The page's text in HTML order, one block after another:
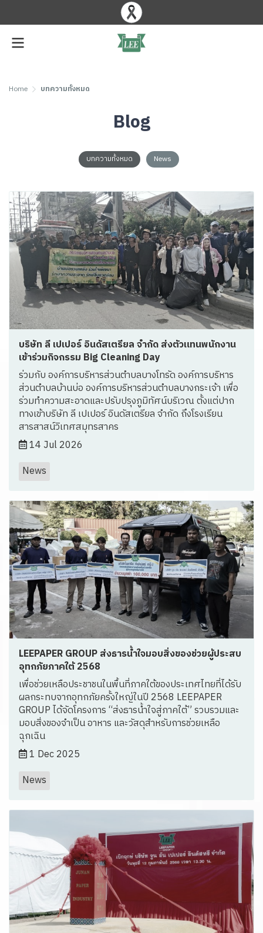
Home บทความทั้งหมด
Blog
บทความทั้งหมด News
บริษัท ลี เปเปอร์ อินดัสเตรียล จำกัด ส่งตัวแทนพนักงาน
เข้าร่วมกิจกรรม Big Cleaning Day
ร่วมกับ องค์การบริหารส่วนตำบลบางโทรัด องค์การบริหาร
ส่วนตำบลบ้านบ่อ องค์การบริหารส่วนตำบลบางกระเจ้า เพื่อ
ร่วมทำความสะอาดและปรับปรุงภูมิทัศน์บริเวณ ตั้งแต่ปาก
ทางเข้าบริษัท ลี เปเปอร์ อินดัสเตรียล จำกัด ถึงโรงเรียน
สารสาสน์วิเทศสมุทรสาคร
14 Jul 2026
News
LEEPAPER GROUP ส่งธารน้ำใจมอบสิ่งของช่วยผู้ประสบ
อุทกภัยภาคใต้ 2568
เพื่อช่วยเหลือประชาชนในพื้นที่ภาคใต้ของประเทศไทยที่ได้รับ
ผลกระทบจากอุทกภัยครั้งใหญ่ในปี 2568 LEEPAPER
GROUP ได้จัดโครงการ “ส่งธารน้ำใจสู่ภาคใต้” รวบรวมและ
มอบสิ่งของจำเป็น อาหาร และวัสดุสำหรับการช่วยเหลือ
ฉุกเฉิน
1 Dec 2025
News